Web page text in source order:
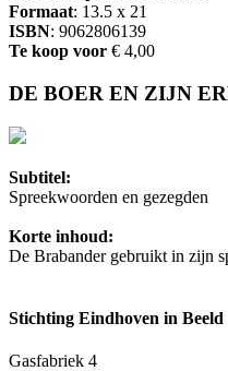
Formaat: 13.5 x 21
ISBN: 9062806139
Te koop voor € 4,00
DE BOER EN ZIJN
Subtitel:
Spreekwoorden en gezegden
Korte inhoud:
De Brabander gebruikt in zijn
Stichting Eindhoven in Beeld
Gasfabriek 4